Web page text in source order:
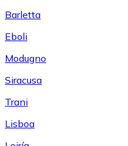
Barletta
Eboli
Modugno
Siracusa
Trani
Lisboa